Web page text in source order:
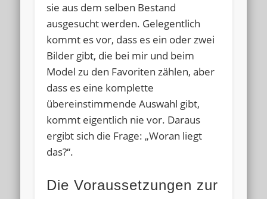
sie aus dem selben Bestand
ausgesucht werden. Gelegentlich
kommt es vor, dass es ein oder zwei
Bilder gibt, die bei mir und beim
Model zu den Favoriten zählen, aber
dass es eine komplette
übereinstimmende Auswahl gibt,
kommt eigentlich nie vor. Daraus
ergibt sich die Frage: „Woran liegt
das?“.
Die Voraussetzungen zur